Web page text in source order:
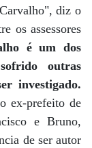
diz o
os assessores
é um dos
outras
investigado.
ex-prefeito de
e Bruno,
de ser autor